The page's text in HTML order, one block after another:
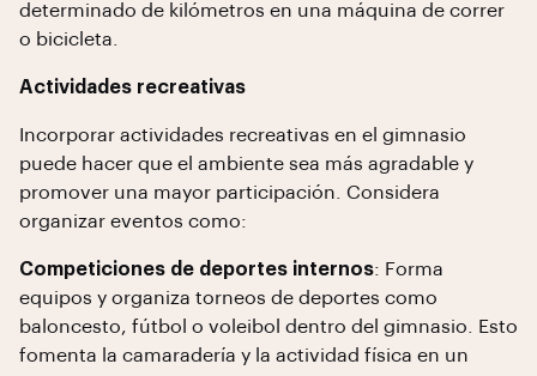
determinado de kilómetros en una máquina de correr
o bicicleta.
Actividades recreativas
Incorporar actividades recreativas en el gimnasio
puede hacer que el ambiente sea más agradable y
promover una mayor participación. Considera
organizar eventos como:
Competiciones de deportes internos: Forma
equipos y organiza torneos de deportes como
baloncesto, fútbol o voleibol dentro del gimnasio. Esto
fomenta la camaradería y la actividad física en un